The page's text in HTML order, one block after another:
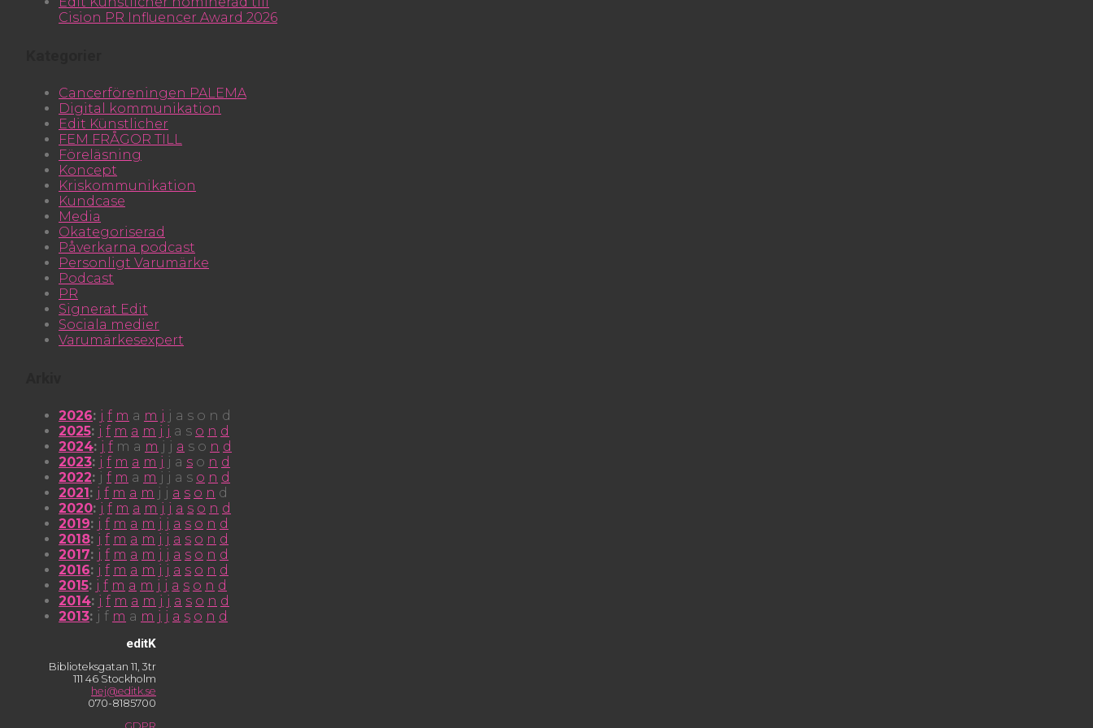
Cision PR Influencer Award 2026
Cancerföreningen PALEMA
Digital kommunikation
Edit Künstlicher
FEM FRÅGOR TILL
Föreläsning
Koncept
Kriskommunikation
Kundcase
Media
Okategoriserad
Påverkarna podcast
Personligt Varumärke
Podcast
PR
Signerat Edit
Sociala medier
Varumärkesexpert
2026: j f m a m j j a s o n d
2025: j f m a m j j a s o n d
2024: j f m a m j j a s o n d
2023: j f m a m j j a s o n d
2022: j f m a m j j a s o n d
2021 : j f m a m j j a s o n d
2020: j f m a m j j a s o n d
2019: j f m a m j j a s o n d
2018: j f m a m j j a s o n d
2017: j f m a m j j a s o n d
2016: j f m a m j j a s o n d
2015: j f m a m j j a s o n d
2014: j f m a m j j a s o n d
2013: j f m a m j j a s o n d
editK
Biblioteksgatan 11, 3tr
111 46 Stockholm
hej@editk.se
070-8185700